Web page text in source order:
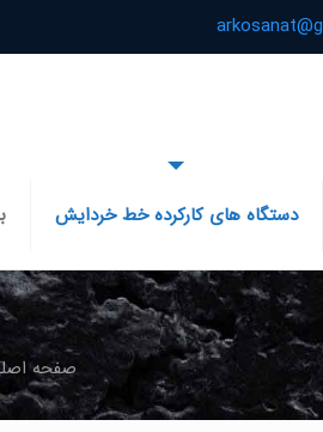
دستگاه های کارکرده خط خردایش
صفحه